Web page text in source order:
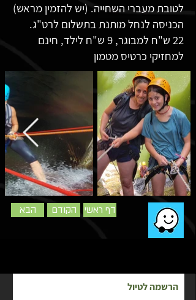
לטובת מעברי השחייה. (יש להזמין מראש)
הכניסה לנחל מותנת בתשלום לרט"ג.
22 ש"ח למבוגר, 9 ש"ח לילד, חינם
למחזיקי כרטיס מטמון
הבא הקודם דף ראשי
הרשמה לטיול